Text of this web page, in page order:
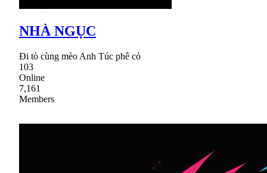
NHÀ NGỤC
Đi tò cùng mèo Anh Túc phê cỏ
103
Online
7,161
Members